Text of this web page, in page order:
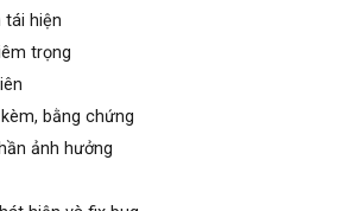
tái hiện
trọng
bằng chứng
ảnh hưởng